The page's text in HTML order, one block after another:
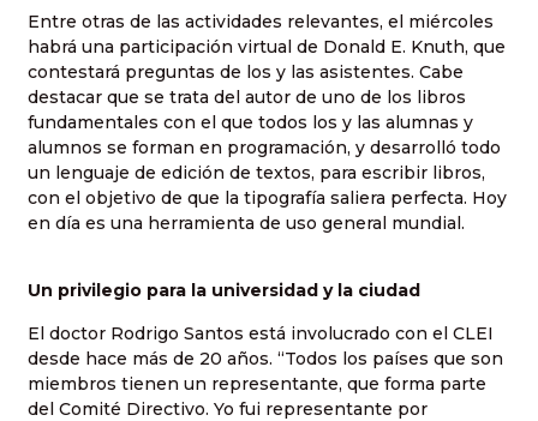
Entre otras de las actividades relevantes, el miércoles
habrá una participación virtual de Donald E. Knuth, que
contestará preguntas de los y las asistentes. Cabe
destacar que se trata del autor de uno de los libros
fundamentales con el que todos los y las alumnas y
alumnos se forman en programación, y desarrolló todo
un lenguaje de edición de textos, para escribir libros,
con el objetivo de que la tipografía saliera perfecta. Hoy
en día es una herramienta de uso general mundial.
Un privilegio para la universidad y la ciudad
El doctor Rodrigo Santos está involucrado con el CLEI
desde hace más de 20 años. “Todos los países que son
miembros tienen un representante, que forma parte
del Comité Directivo. Yo fui representante por